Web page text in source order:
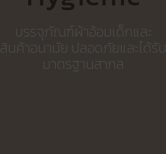
บรรจุภัณฑ์ผ้าอ้อมเด็กและ
สินค้าอนามัย ปลอดภัยและได้รับ
มาตรฐานสากล